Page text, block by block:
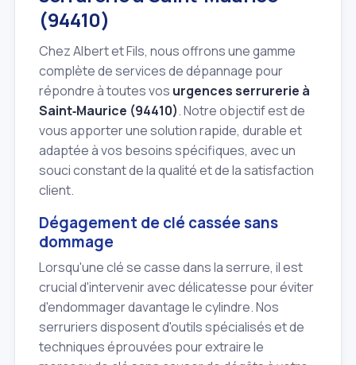
(94410)
Chez Albert et Fils, nous offrons une gamme
complète de services de dépannage pour
répondre à toutes vos urgences serrurerie à
Saint‑Maurice (94410). Notre objectif est de
vous apporter une solution rapide, durable et
adaptée à vos besoins spécifiques, avec un
souci constant de la qualité et de la satisfaction
client.
Dégagement de clé cassée sans
dommage
Lorsqu'une clé se casse dans la serrure, il est
crucial d'intervenir avec délicatesse pour éviter
d'endommager davantage le cylindre. Nos
serruriers disposent d'outils spécialisés et de
techniques éprouvées pour extraire le